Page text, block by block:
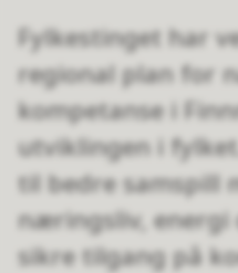
Fylkestinget har
regional plan for
kompetanse i
utviklingen i
til bedre samspill
næringsliv,
sikre tilgang på